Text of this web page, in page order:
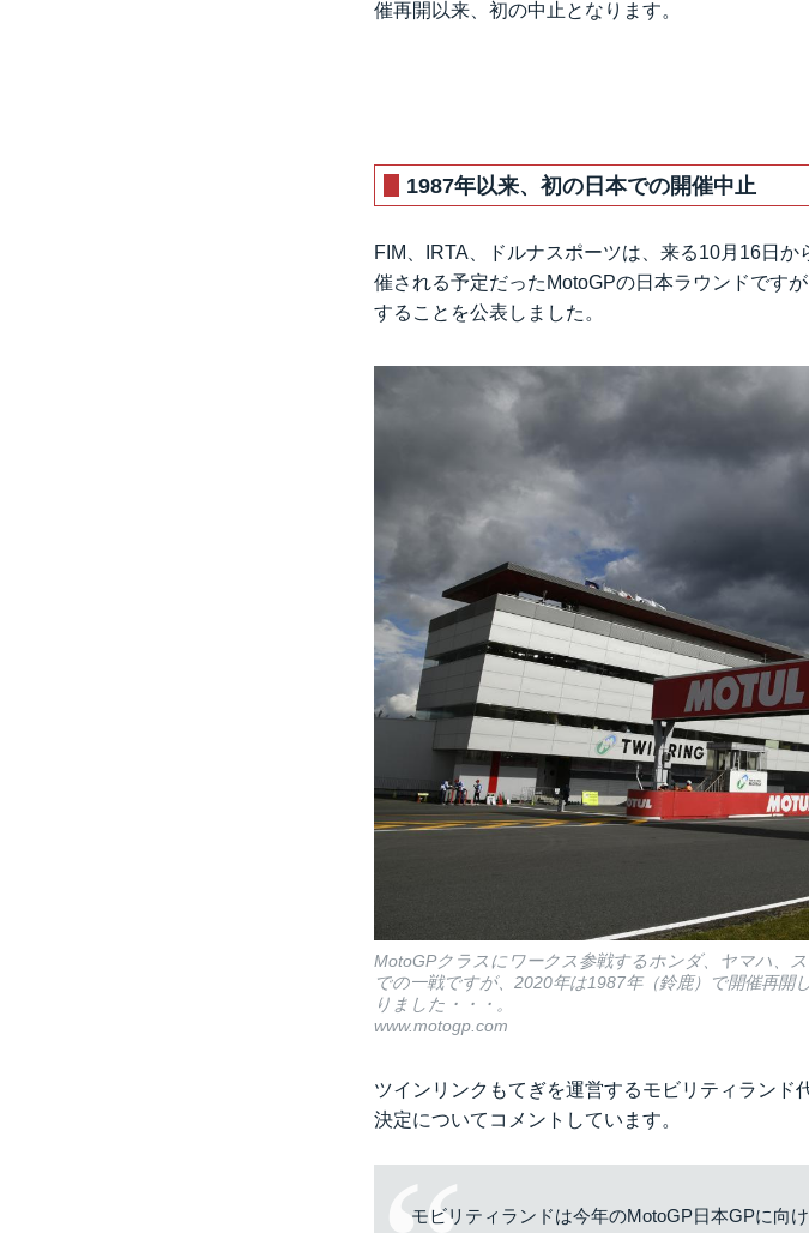
催再開以来、初の中止となります。
1987年以来、初の日本での開催中止
FIM、IRTA、ドルナスポーツは、来る10月16日
催される予定だったMotoGPの日本ラウンドです
することを公表しました。
MotoGPクラスにワークス参戦するホンダ、ヤマハ、
での一戦ですが、2020年は1987年（鈴鹿）で開催再
りました・・・。
www.motogp.com
ツインリンクもてぎを運営するモビリティラン
決定についてコメントしています。
モビリティランドは今年のMotoGP日本GPに向